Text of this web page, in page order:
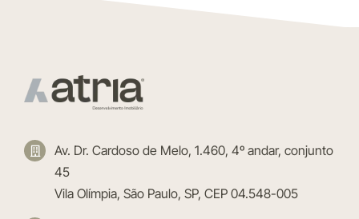
Av. Dr. Cardoso de Melo, 1.460, 4º andar, conjunto
45
Vila Olímpia, São Paulo, SP, CEP 04.548-005